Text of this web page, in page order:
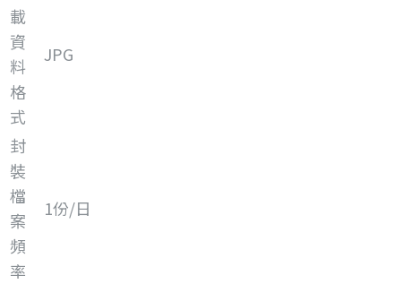
載
資
料
格
式
JPG
封
裝
檔
案
頻
率
1份/日